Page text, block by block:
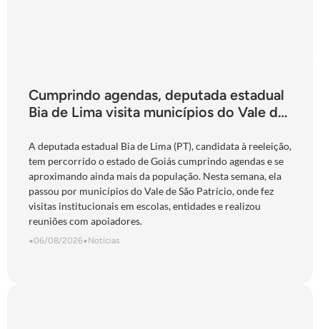
Cumprindo agendas, deputada estadual
Bia de Lima visita municípios do Vale do
A deputada estadual Bia de Lima (PT), candidata à reeleição,
tem percorrido o estado de Goiás cumprindo agendas e se
aproximando ainda mais da população. Nesta semana, ela
passou por municípios do Vale de São Patrício, onde fez
visitas institucionais em escolas, entidades e realizou
reuniões com apoiadores.
•06/08/2026•Notícias